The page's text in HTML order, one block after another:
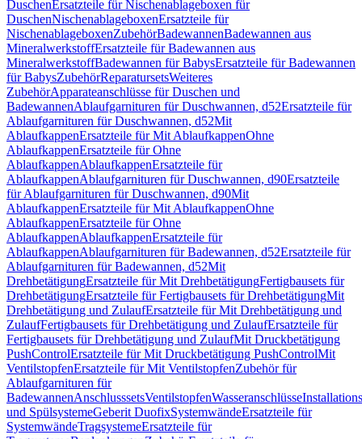
DuschenErsatzteile für Nischenablageboxen für
DuschenNischenablageboxenErsatzteile für
NischenablageboxenZubehörBadewannenBadewannen aus
MineralwerkstoffErsatzteile für Badewannen aus
MineralwerkstoffBadewannen für BabysErsatzteile für Badewannen
für BabysZubehörReparatursetsWeiteres
ZubehörApparateanschlüsse für Duschen und
BadewannenAblaufgarnituren für Duschwannen, d52Ersatzteile für
Ablaufgarnituren für Duschwannen, d52Mit
AblaufkappenErsatzteile für Mit AblaufkappenOhne
AblaufkappenErsatzteile für Ohne
AblaufkappenAblaufkappenErsatzteile für
AblaufkappenAblaufgarnituren für Duschwannen, d90Ersatzteile
für Ablaufgarnituren für Duschwannen, d90Mit
AblaufkappenErsatzteile für Mit AblaufkappenOhne
AblaufkappenErsatzteile für Ohne
AblaufkappenAblaufkappenErsatzteile für
AblaufkappenAblaufgarnituren für Badewannen, d52Ersatzteile für
Ablaufgarnituren für Badewannen, d52Mit
DrehbetätigungErsatzteile für Mit DrehbetätigungFertigbausets für
DrehbetätigungErsatzteile für Fertigbausets für DrehbetätigungMit
Drehbetätigung und ZulaufErsatzteile für Mit Drehbetätigung und
ZulaufFertigbausets für Drehbetätigung und ZulaufErsatzteile für
Fertigbausets für Drehbetätigung und ZulaufMit Druckbetätigung
PushControlErsatzteile für Mit Druckbetätigung PushControlMit
VentilstopfenErsatzteile für Mit VentilstopfenZubehör für
Ablaufgarnituren für
BadewannenAnschlusssetsVentilstopfenWasseranschlüsse
und SpülsystemeGeberit DuofixSystemwändeErsatzteile für
SystemwändeTragsystemeErsatzteile für